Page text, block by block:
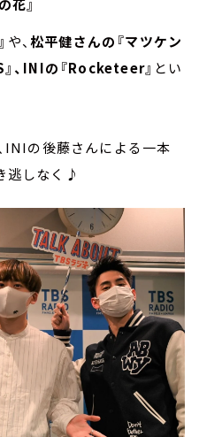
や、松平健さんの『マツケン
、INIの『Rocketeer』 とい
INIの後藤さんによる一本
逃しなく♪